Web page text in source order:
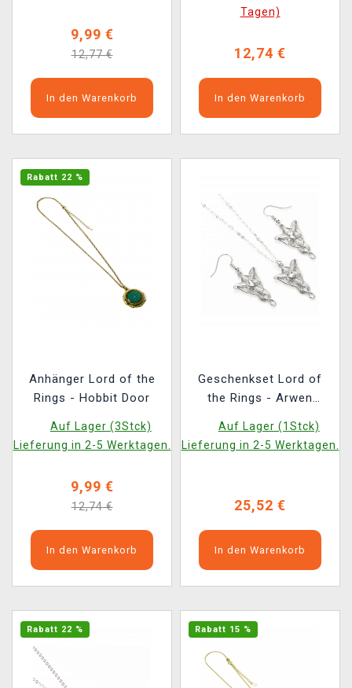
9,99 €
12,77 €
In den Warenkorb
Tagen)
12,74 €
In den Warenkorb
Rabatt 22 %
Anhänger Lord of the
Rings - Hobbit Door
Auf Lager (3Stck)
Lieferung in 2-5 Werktagen.
9,99 €
12,74 €
In den Warenkorb
Geschenkset Lord of
the Rings - Arwen
Ohrringe)
Auf Lager (1Stck)
Lieferung in 2-5 Werktagen.
25,52 €
In den Warenkorb
Rabatt 22 % Rabatt 15 %